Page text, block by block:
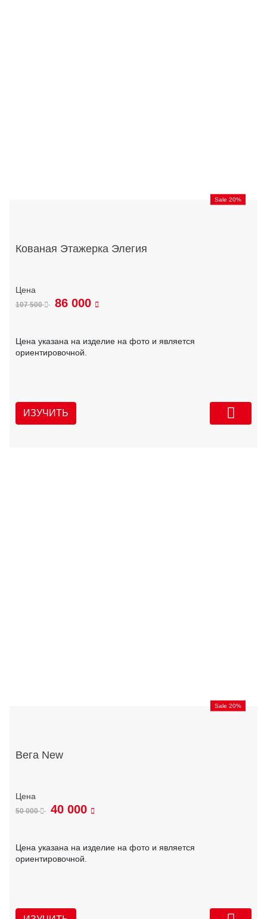
Sale 20%
Кованая Этажерка Элегия
107 500 86 000
Цена указана на изделие на фото и является
ориентировочной.
ИЗУЧИТЬ
Sale 20%
Вега New
50 000 40 000
Цена указана на изделие на фото и является
ориентировочной.